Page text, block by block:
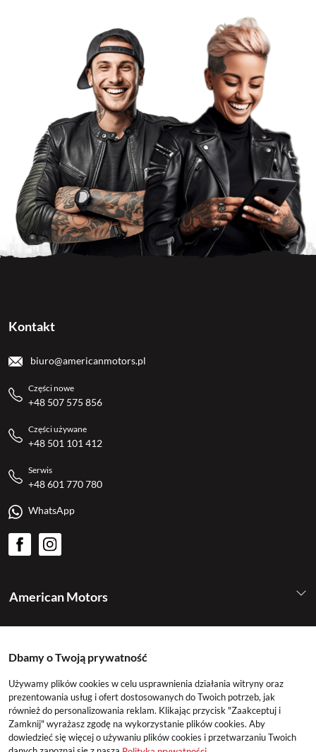
American Motors
Konto
Kontakt
biuro@americanmotors.pl
Części nowe
+48 507 575 856
Części używane
+48 501 101 412
Serwis
+48 601 770 780
WhatsApp
Dbamy o Twoją prywatność
Używamy plików cookies w celu usprawnienia działania witryny oraz
prezentowania usług i ofert dostosowanych do Twoich potrzeb, jak
również do personalizowania reklam. Klikając przycisk "Zaakceptuj i
Zamknij" wyrażasz zgodę na wykorzystanie plików cookies. Aby
dowiedzieć się więcej o używaniu plików cookies i przetwarzaniu Twoich